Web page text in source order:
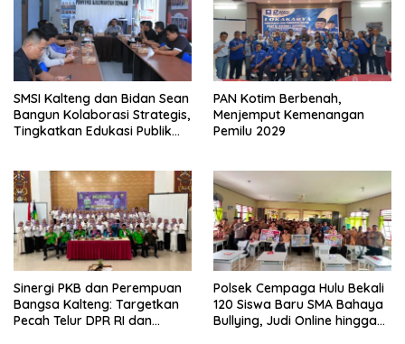
SMSI Kalteng dan Bidan Sean
Bangun Kolaborasi Strategis,
Tingkatkan Edukasi Publik
PAN Kotim Berbenah,
Menjemput Kemenangan
Pemilu 2029
Sinergi PKB dan Perempuan
Bangsa Kalteng: Targetkan
Pecah Telur DPR RI dan
Polsek Cempaga Hulu Bekali
120 Siswa Baru SMA Bahaya
Bullying, Judi Online hingga